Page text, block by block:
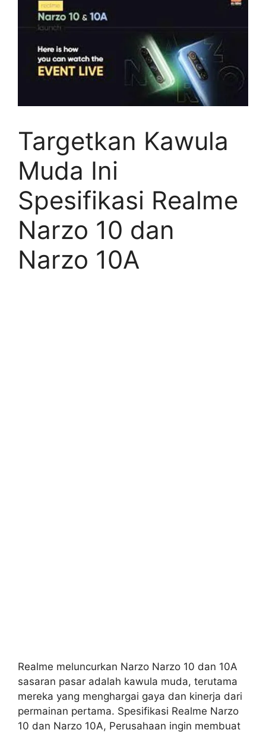
Targetkan Kawula
Muda Ini
Spesifikasi Realme
Narzo 10 dan
Narzo 10A
Realme meluncurkan Narzo Narzo 10 dan 10A
sasaran pasar adalah kawula muda, terutama
mereka yang menghargai gaya dan kinerja dari
permainan pertama. Spesifikasi Realme Narzo
10 dan Narzo 10A, Perusahaan ingin membuat